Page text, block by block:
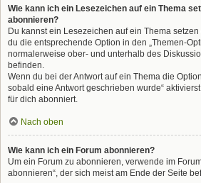
Wie kann ich ein Lesezeichen auf ein Thema
abonnieren?
Du kannst ein Lesezeichen auf ein Thema
du die entsprechende Option in den „Themen-
normalerweise ober- und unterhalb des
befinden.
Wenn du bei der Antwort auf ein Thema die
sobald eine Antwort geschrieben wurde“
für dich abonniert.
Nach oben
Wie kann ich ein Forum abonnieren?
Um ein Forum zu abonnieren, verwende im
abonnieren“, der sich meist am Ende der Seite